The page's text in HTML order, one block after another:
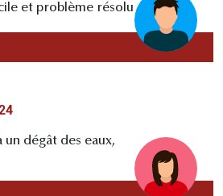
et problème résolu
un dégât des eaux,